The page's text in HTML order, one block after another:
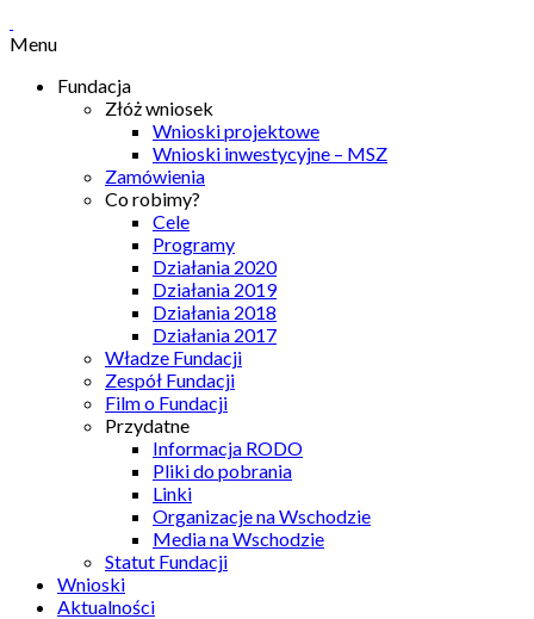
Menu
Fundacja
Złóż wniosek
Wnioski projektowe
Wnioski inwestycyjne – MSZ
Zamówienia
Co robimy?
Cele
Programy
Działania 2020
Działania 2019
Działania 2018
Działania 2017
Władze Fundacji
Zespół Fundacji
Film o Fundacji
Przydatne
Informacja RODO
Pliki do pobrania
Linki
Organizacje na Wschodzie
Media na Wschodzie
Statut Fundacji
Wnioski
Aktualności